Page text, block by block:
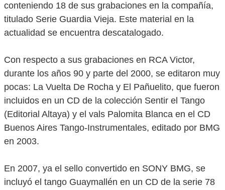
conteniendo 18 de sus grabaciones en la compañía,
titulado Serie Guardia Vieja. Este material en la
actualidad se encuentra descatalogado.
Con respecto a sus grabaciones en RCA Victor,
durante los años 90 y parte del 2000, se editaron muy
pocas: La Vuelta De Rocha y El Pañuelito, que fueron
incluidos en un CD de la colección Sentir el Tango
(Editorial Altaya) y el vals Palomita Blanca en el CD
Buenos Aires Tango-Instrumentales, editado por BMG
en 2003.
En 2007, ya el sello convertido en SONY BMG, se
incluyó el tango Guaymallén en un CD de la serie 78